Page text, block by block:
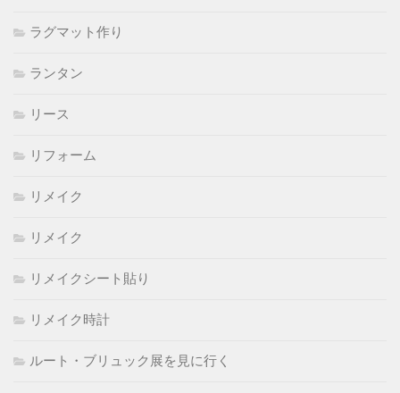
ラグマット作り
ランタン
リース
リフォーム
リメイク
リメイク
リメイクシート貼り
リメイク時計
ルート・ブリュック展を見に行く